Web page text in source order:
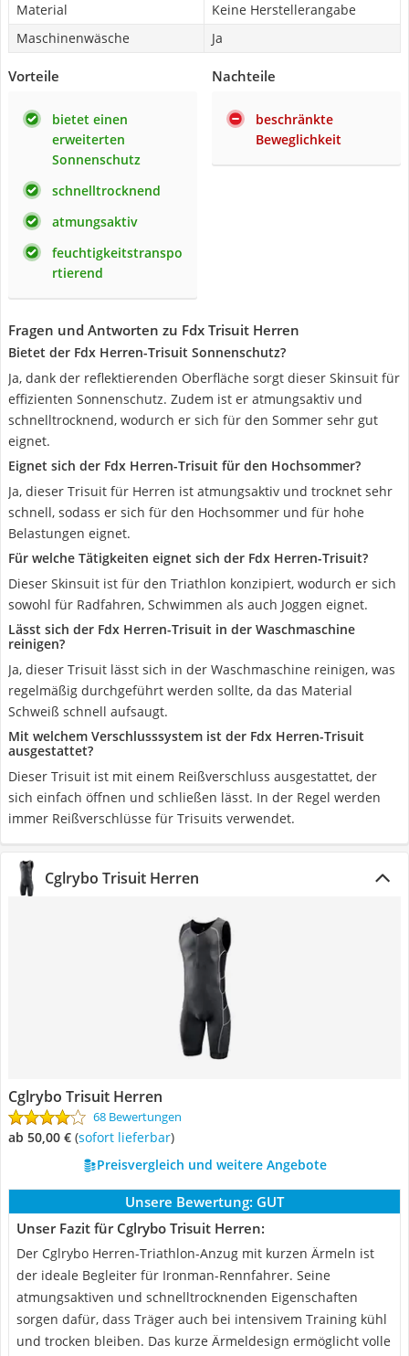
Material
Keine Herstellerangabe
Maschinenwäsche
Ja
Vorteile
bietet einen
erweiterten
Sonnenschutz
schnelltrocknend
atmungsaktiv
feuchtigkeitstranspo
rtierend
Nachteile
beschränkte
Beweglichkeit
Fragen und Antworten zu Fdx Trisuit Herren
Bietet der Fdx Herren-Trisuit Sonnenschutz?
Ja, dank der reflektierenden Oberfläche sorgt dieser Skinsuit für
effizienten Sonnenschutz. Zudem ist er atmungsaktiv und
schnelltrocknend, wodurch er sich für den Sommer sehr gut
eignet.
Eignet sich der Fdx Herren-Trisuit für den Hochsommer?
Ja, dieser Trisuit für Herren ist atmungsaktiv und trocknet sehr
schnell, sodass er sich für den Hochsommer und für hohe
Belastungen eignet.
Für welche Tätigkeiten eignet sich der Fdx Herren-Trisuit?
Dieser Skinsuit ist für den Triathlon konzipiert, wodurch er sich
sowohl für Radfahren, Schwimmen als auch Joggen eignet.
Lässt sich der Fdx Herren-Trisuit in der Waschmaschine
reinigen?
Ja, dieser Trisuit lässt sich in der Waschmaschine reinigen, was
regelmäßig durchgeführt werden sollte, da das Material
Schweiß schnell aufsaugt.
Mit welchem Verschlusssystem ist der Fdx Herren-Trisuit
ausgestattet?
Dieser Trisuit ist mit einem Reißverschluss ausgestattet, der
sich einfach öffnen und schließen lässt. In der Regel werden
immer Reißverschlüsse für Trisuits verwendet.
Cglrybo Trisuit Herren
Cglrybo Trisuit Herren
68 Bewertungen
ab 50,00 € ( Sofort lieferbar)
Preisvergleich und weitere Angebote
Unsere Bewertung: GUT
Unser Fazit für Cglrybo Trisuit Herren:
Der Cglrybo Herren-Triathlon-Anzug mit kurzen Ärmeln ist
der ideale Begleiter für Ironman-Rennfahrer. Seine
atmungsaktiven und schnelltrocknenden Eigenschaften
sorgen dafür, dass Träger auch bei intensivem Training kühl
und trocken bleiben. Das kurze Ärmeldesign ermöglicht volle